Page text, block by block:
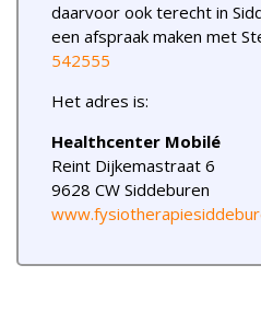
daarvoor ook terecht in
een afspraak maken met
542555
Het adres is:
Healthcenter Mobilé
Reint Dijkemastraat 6
9628 CW Siddeburen